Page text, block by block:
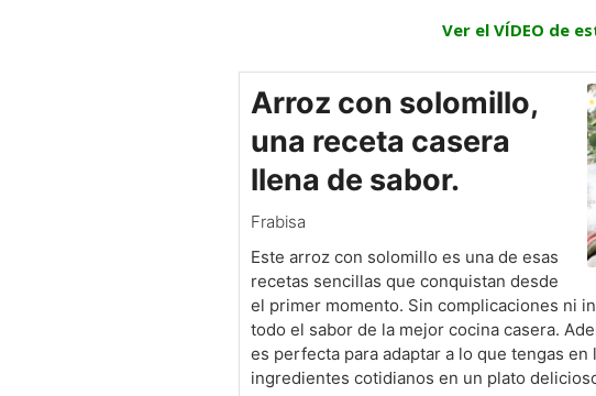
Ver el VÍDEO de
Arroz con solomillo,
una receta casera
llena de sabor.
Frabisa
Este arroz con solomillo es una de esas
recetas sencillas que conquistan desde
el primer momento. Sin complicaciones ni
todo el sabor de la mejor cocina casera.
es perfecta para adaptar a lo que tengas
ingredientes cotidianos en un plato